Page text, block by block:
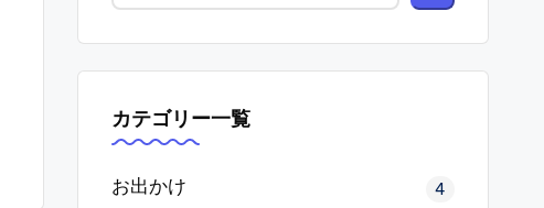
カテゴリー一覧
お出かけ 4